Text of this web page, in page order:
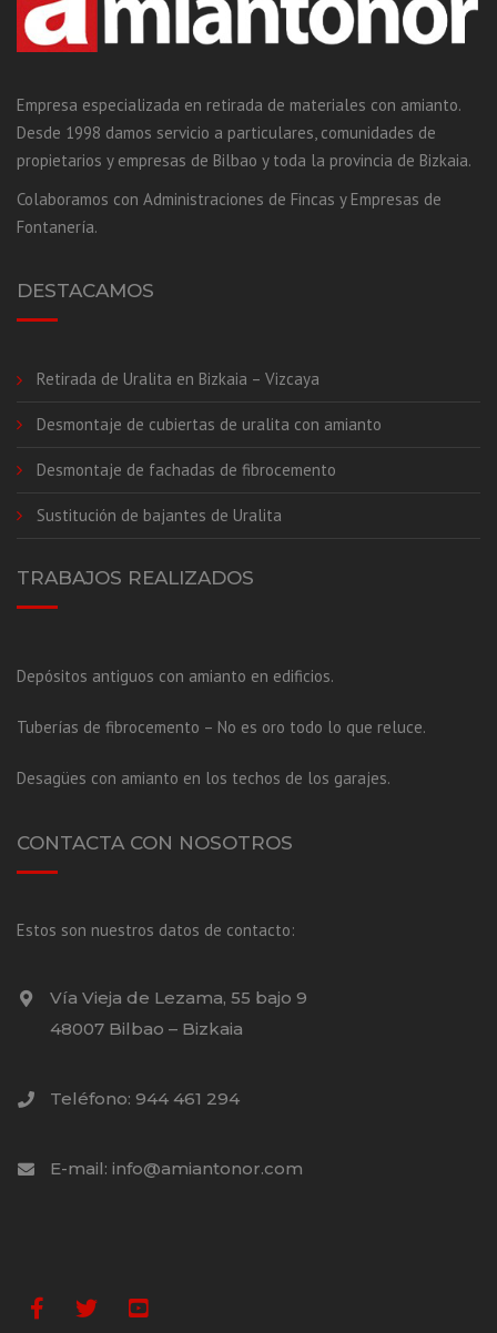
Empresa especializada en retirada de materiales con amianto.
Desde 1998 damos servicio a particulares, comunidades de
propietarios y empresas de Bilbao y toda la provincia de Bizkaia.
Colaboramos con Administraciones de Fincas y Empresas de
Fontanería.
DESTACAMOS
Retirada de Uralita en Bizkaia – Vizcaya
Desmontaje de cubiertas de uralita con amianto
Desmontaje de fachadas de fibrocemento
Sustitución de bajantes de Uralita
TRABAJOS REALIZADOS
Depósitos antiguos con amianto en edificios.
Tuberías de fibrocemento – No es oro todo lo que reluce.
Desagües con amianto en los techos de los garajes.
CONTACTA CON NOSOTROS
Estos son nuestros datos de contacto:
Vía Vieja de Lezama, 55 bajo 9
48007 Bilbao – Bizkaia
Teléfono: 944 461 294
E-mail: info@amiantonor.com
Facebook
TwitterYoutube